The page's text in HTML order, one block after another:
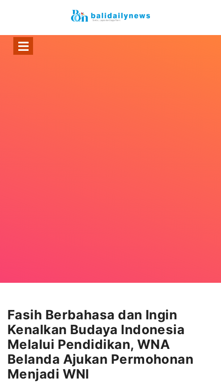
Fasih Berbahasa dan Ingin
Kenalkan Budaya Indonesia
Melalui Pendidikan, WNA
Belanda Ajukan Permohonan
Menjadi WNI